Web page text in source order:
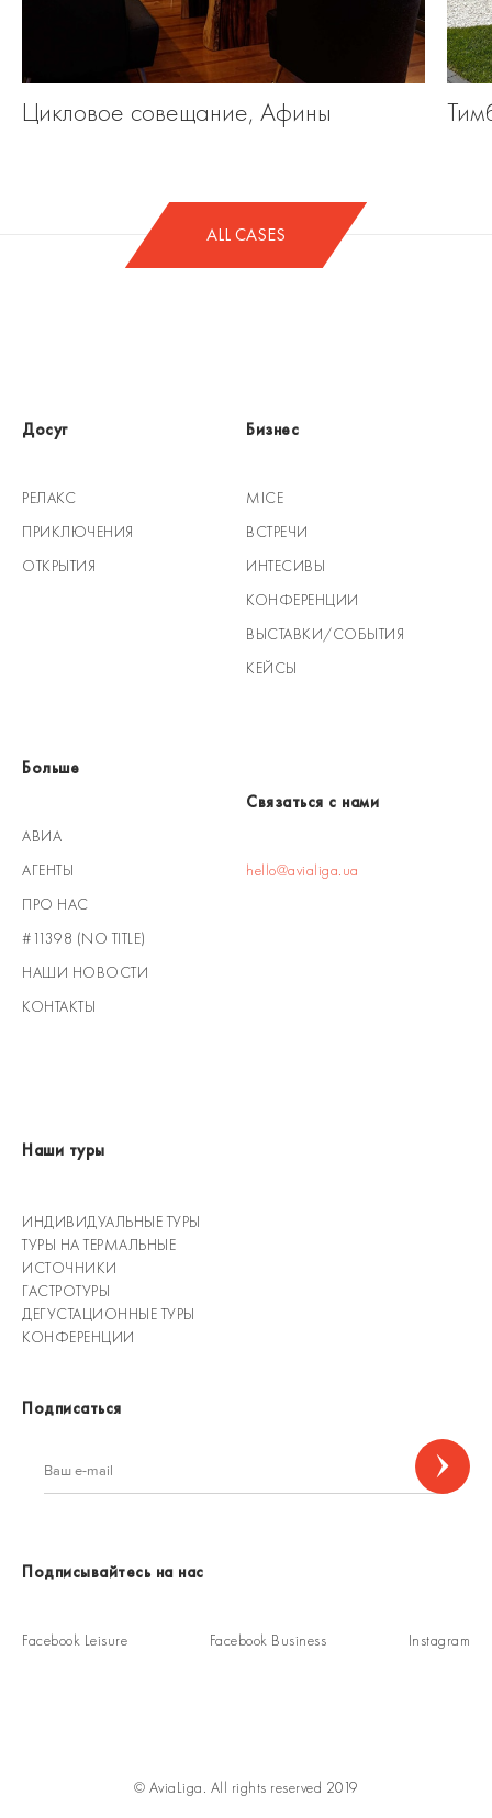
Цикловое совещание, Афины
ALL CASES
Досуг
РЕЛАКС
ПРИКЛЮЧЕНИЯ
ОТКРЫТИЯ
Бизнес
MICE
ВСТРЕЧИ
ИНТЕСИВЫ
КОНФЕРЕНЦИИ
ВЫСТАВКИ/СОБЫТИЯ
КЕЙСЫ
Больше
АВИА
АГЕНТЫ
ПРО НАС
#11398 (NO TITLE)
НАШИ НОВОСТИ
КОНТАКТЫ
Связаться с нами
hello@avialiga.ua
Наши туры
ИНДИВИДУАЛЬНЫЕ ТУРЫ
ТУРЫ НА ТЕРМАЛЬНЫЕ
ИСТОЧНИКИ
ГАСТРОТУРЫ
ДЕГУСТАЦИОННЫЕ ТУРЫ
КОНФЕРЕНЦИИ
Подписаться
Подписывайтесь на нас
Facebook Leisure Facebook Business Instagram
© AviaLiga. All rights reserved 2019